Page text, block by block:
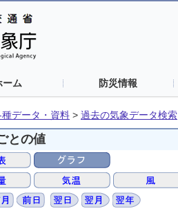
ーム 防災情報
種データ・資料 > 過去の気象データ検索
との値